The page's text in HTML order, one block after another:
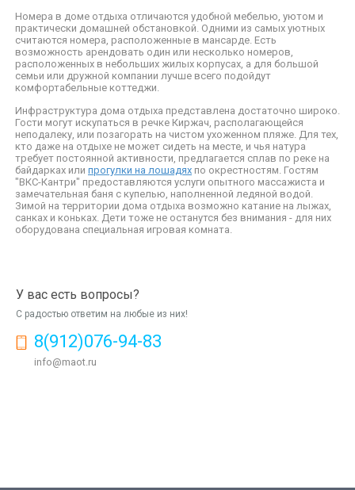
Номера в доме отдыха отличаются удобной мебелью, уютом и
практически домашней обстановкой. Одними из самых уютных
считаются номера, расположенные в мансарде. Есть
возможность арендовать один или несколько номеров,
расположенных в небольших жилых корпусах, а для большой
семьи или дружной компании лучше всего подойдут
комфортабельные коттеджи.
Инфраструктура дома отдыха представлена достаточно широко.
Гости могут искупаться в речке Киржач, располагающейся
неподалеку, или позагорать на чистом ухоженном пляже. Для тех,
кто даже на отдыхе не может сидеть на месте, и чья натура
требует постоянной активности, предлагается сплав по реке на
байдарках или прогулки на лошадях по окрестностям. Гостям
"ВКС-Кантри" предоставляются услуги опытного массажиста и
замечательная баня с купелью, наполненной ледяной водой.
Зимой на территории дома отдыха возможно катание на лыжах,
санках и коньках. Дети тоже не останутся без внимания - для них
оборудована специальная игровая комната.
У вас есть вопросы?
С радостью ответим на любые из них!
8(912)076-94-83
info@maot.ru